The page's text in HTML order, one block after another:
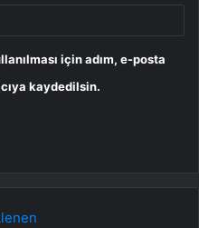
için adım, e-posta
kaydedilsin.